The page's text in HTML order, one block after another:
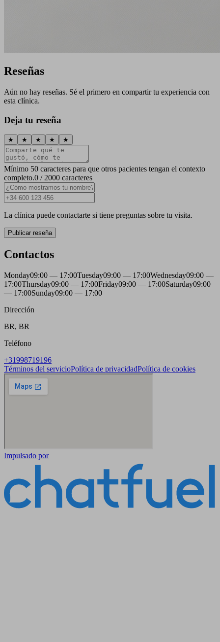
Reseñas
Aún no hay reseñas. Sé el primero en compartir tu experiencia con
esta clínica.
Deja tu reseña
★ ★ ★ ★ ★
Mínimo 50 caracteres para que otros pacientes tengan el contexto
completo.0 / 2000 caracteres
La clínica puede contactarte si tiene preguntas sobre tu visita.
Publicar reseña
Contactos
Monday09:00 — 17:00Tuesday09:00 — 17:00Wednesday09:00 —
17:00Thursday09:00 — 17:00Friday09:00 — 17:00Saturday09:00
— 17:00Sunday09:00 — 17:00
Dirección
BR, BR
Teléfono
+31998719196
Términos del servicioPolítica de privacidadPolítica de cookies
Impulsado por